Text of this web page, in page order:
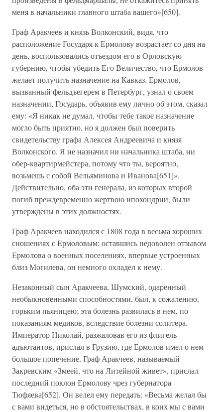
меня в начальники главного штаба вашего»[650].
Граф Аракчеев и князь Волконский, видя, что
расположение Государя к Ермолову возрастает со дня на
день, воспользовались отъездом его в Орловскую
губернию, чтобы убедить Его Величество, что Ермолов
желает получить назначение на Кавказ. Ермолов,
вызванный фельдъегерем в Петербург, узнал о своем
назначении, Государь, объявив ему лично об этом, сказал
ему: «Я никак не думал, чтобы тебе такое назначение
могло быть приятно, но я должен был поверить
свидетельству графа Алексея Андреевича и князя
Волконского. Я не назначил ни начальника штаба, ни
обер-квартирмейстера, потому что ты, вероятно,
возьмешь с собой Вельяминова и Иванова[651]».
Действительно, оба эти генерала, из которых второй
погиб преждевременно жертвою ипохондрии, были
утверждены в этих должностях.
Граф Аракчеев находился с 1808 года в весьма хороших
сношениях с Ермоловым; оставшись недоволен отзывом
Ермолова о военных поселениях, впервые устроенных
близ Могилева, он немного охладел к нему.
Незаконный сын Аракчеева, Шумский, одаренный
необыкновенными способностями, был, к сожалению,
горьким пьяницею; эта болезнь развилась в нем, по
показаниям медиков, вследствие болезни солитера.
Император Николай, разжаловав его из флигель-
адъютантов, прислал в Грузию, где Ермолов имел о нем
большое попечение. Граф Аракчеев, называемый
Закревским «Змеей, что на Литейной живет», прислал
последний поклон Ермолову чрез губернатора
Тюфяева[652]. Он велел ему передать: «Весьма желал бы
с вами видеться, но в обстоятельствах, в коих мы с вами